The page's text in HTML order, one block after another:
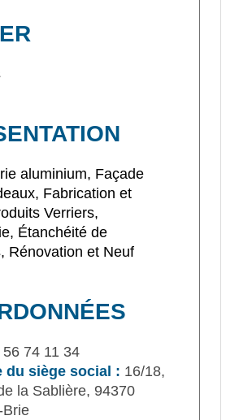
aluminium, Façade
Fabrication et
Verriers,
Étanchéité de
Rénovation et Neuf
56 74 11 34
du siège social : 16/18,
la Sablière, 94370
Brie